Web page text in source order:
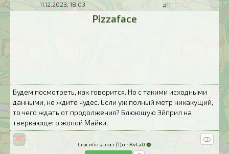
11.12.2023, 18:03 #11
Pizzaface
Будем посмотреть, как говорится. Но с такими исходными
данными, не ждите чудес. Если уж полный метр никакущий,
то чего ждать от продолжения? Блюющую Эйприл на
тверкающего жопой Майки.
Спасибо за пост (1) от:RvLaD